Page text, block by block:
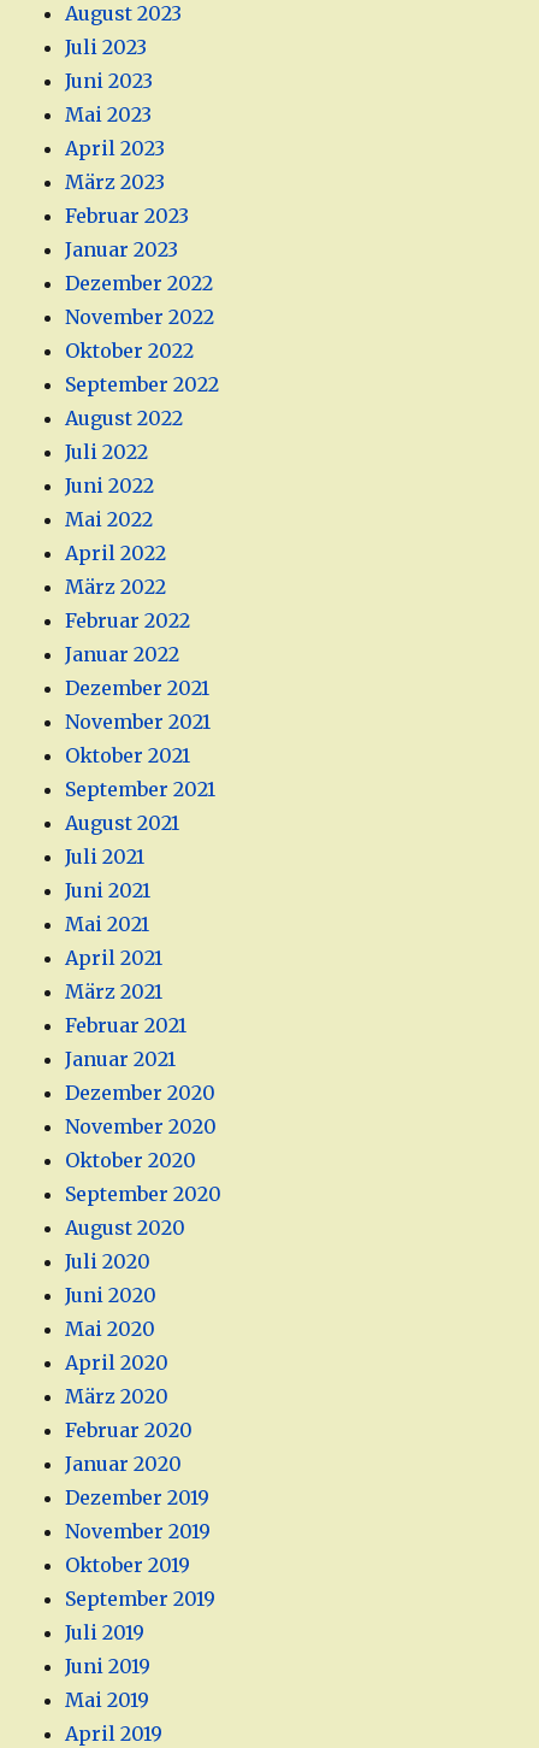
August 2023
Juli 2023
Juni 2023
Mai 2023
April 2023
März 2023
Februar 2023
Januar 2023
Dezember 2022
November 2022
Oktober 2022
September 2022
August 2022
Juli 2022
Juni 2022
Mai 2022
April 2022
März 2022
Februar 2022
Januar 2022
Dezember 2021
November 2021
Oktober 2021
September 2021
August 2021
Juli 2021
Juni 2021
Mai 2021
April 2021
März 2021
Februar 2021
Januar 2021
Dezember 2020
November 2020
Oktober 2020
September 2020
August 2020
Juli 2020
Juni 2020
Mai 2020
April 2020
März 2020
Februar 2020
Januar 2020
Dezember 2019
November 2019
Oktober 2019
September 2019
Juli 2019
Juni 2019
Mai 2019
April 2019